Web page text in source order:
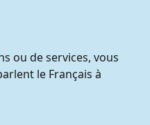
ou de services, vous
le Français à